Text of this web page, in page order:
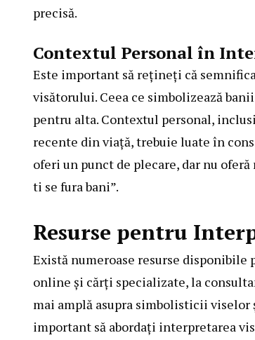
precisă.
Contextul Personal în
Este important să rețineți că
visătorului. Ceea ce simbolizează
pentru alta. Contextul personal,
recente din viață, trebuie luate în
oferi un punct de plecare, dar nu
ti se fura bani”.
Resurse pentru
Există numeroase resurse
online și cărți specializate, la
mai amplă asupra simbolisticii
important să abordați interpretarea